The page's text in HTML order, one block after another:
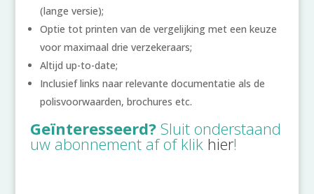
(lange versie);
Optie tot printen van de vergelijking met een keuze
voor maximaal drie verzekeraars;
Altijd up-to-date;
Inclusief links naar relevante documentatie als de
polisvoorwaarden, brochures etc.
Geïnteresseerd? Sluit onderstaand
uw abonnement af of klik hier!